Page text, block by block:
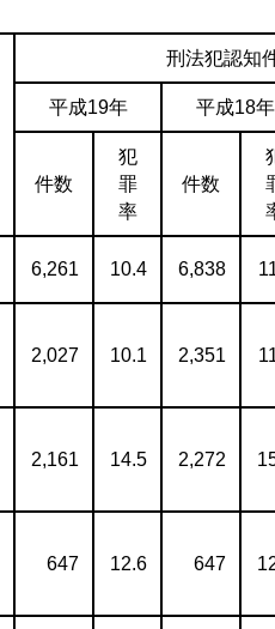
刑法犯認知
平成19年 平成18年
件数
犯
罪
率
件数
6,261 10.4 6,838
2,027 10.1 2,351
2,161 14.5 2,272
647 12.6 647